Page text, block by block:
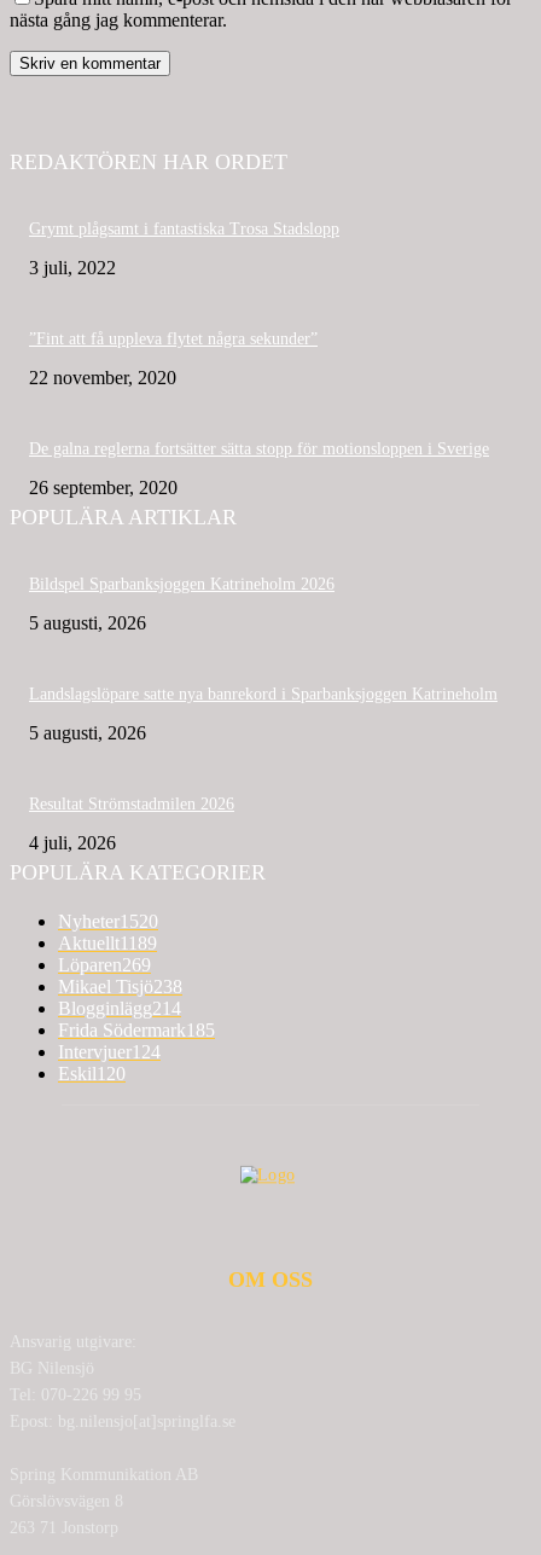
nästa gång jag kommenterar.
REDAKTÖREN HAR ORDET
Grymt plågsamt i fantastiska Trosa Stadslopp
3 juli, 2022
”Fint att få uppleva flytet några sekunder”
22 november, 2020
De galna reglerna fortsätter sätta stopp för motionsloppen i Sverige
26 september, 2020
POPULÄRA ARTIKLAR
Bildspel Sparbanksjoggen Katrineholm 2026
5 augusti, 2026
Landslagslöpare satte nya banrekord i Sparbanksjoggen Katrineholm
5 augusti, 2026
Resultat Strömstadmilen 2026
4 juli, 2026
POPULÄRA KATEGORIER
Nyheter1520
Aktuellt1189
Löparen269
Mikael Tisjö238
Blogginlägg214
Frida Södermark185
Intervjuer124
Eskil120
OM OSS
Ansvarig utgivare:
BG Nilensjö
Tel: 070-226 99 95
Epost: bg.nilensjo[at]springlfa.se
Spring Kommunikation AB
Görslövsvägen 8
263 71 Jonstorp